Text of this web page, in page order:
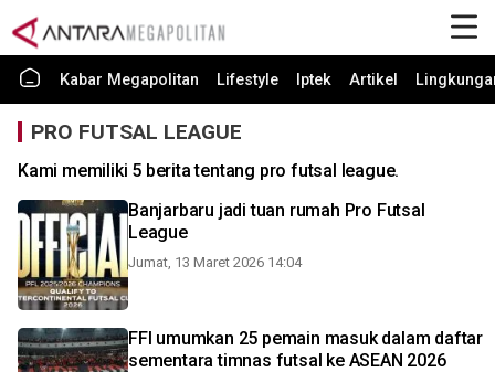
Kabar Megapolitan Lifestyle Iptek Artikel
PRO FUTSAL LEAGUE
Kami memiliki 5 berita tentang pro futsal league.
Banjarbaru jadi tuan rumah Pro Futsal
League
Jumat, 13 Maret 2026 14:04
FFI umumkan 25 pemain masuk dalam daftar
sementara timnas futsal ke ASEAN 2026